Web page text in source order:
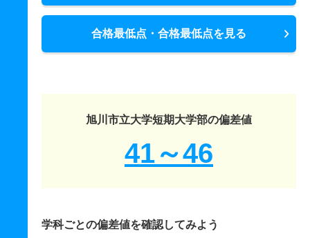
合格最低点・合格最低点を見る
旭川市立大学短期大学部の偏差値
41～46
学科ごとの偏差値を確認してみよう